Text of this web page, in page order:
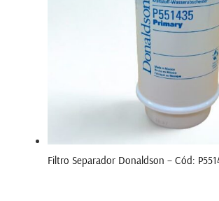
Filtro Separador Donaldson – Cód: